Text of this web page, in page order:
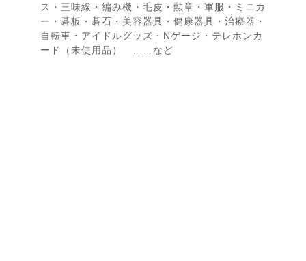
ス・三味線・編み機・毛皮・勲章・軍服・ミニカ
ー・碁板・碁石・美容器具・健康器具・治療器・
自転車・アイドルグッズ・Nゲージ・テレホンカ
ード（未使用品） ……など